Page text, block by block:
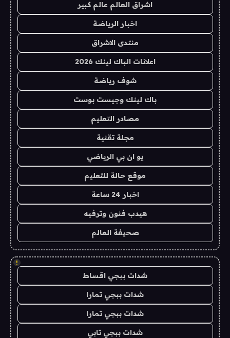
اشراق العالم عالم كبير
اخبار الرياضة
منتدى الاشراق
اعلانات الباك لينك 2026
شوف رياضة
باك لينك وجيست بوست
مصادر التعليم
مجلة تقنية
يو ان بي الرياضي
موقع حالة للتعليم
اخبار 24 ساعة
هيدب فنون وترفيه
صحيفة العالم
!
شدات ببجي اقساط
شدات ببجي تمارا
شدات ببجي تمارا
شدات ببجي تابي